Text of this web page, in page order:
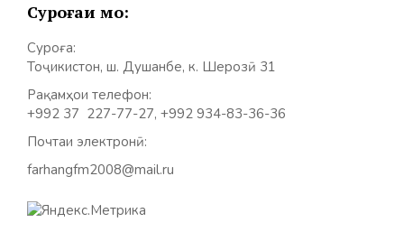
Суроғаи мо:
Суроға:
Тоҷикистон, ш. Душанбе, к. Шерозӣ 31
Рақамҳои телефон:
+992 37 227-77-27, +992 934-83-36-36
Почтаи электронӣ:
farhangfm2008@mail.ru